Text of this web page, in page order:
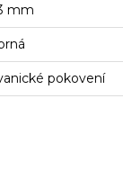
mm
pokovení